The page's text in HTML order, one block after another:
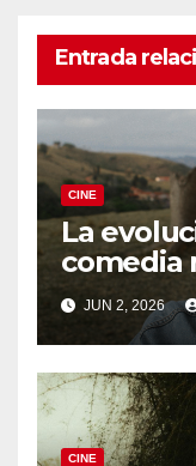
Entrada
CINE
La
comedia
Knives
JUN 2, 2026
CINE